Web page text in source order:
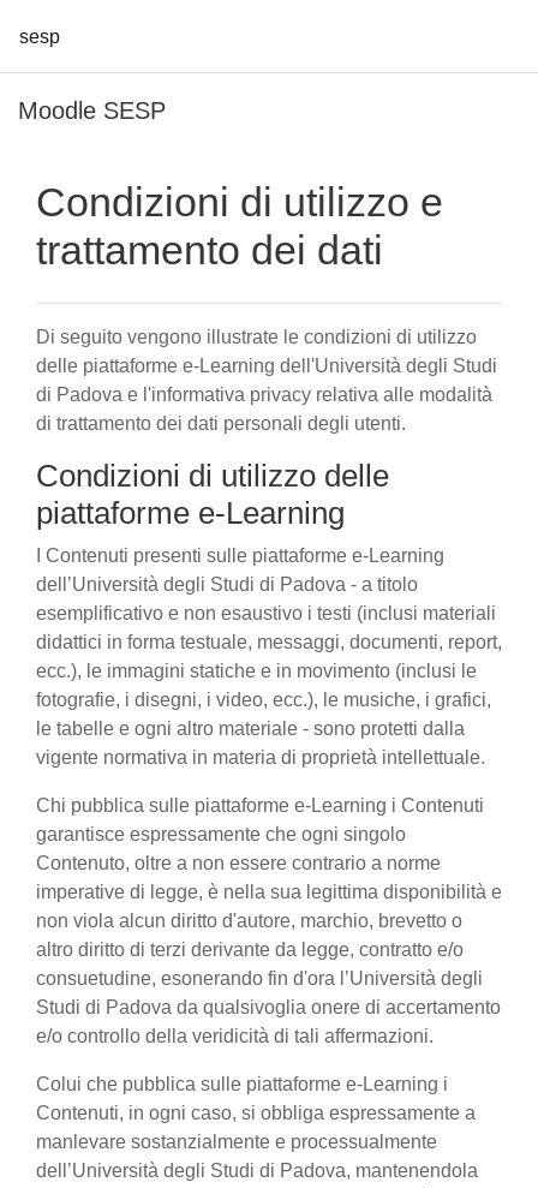
sesp
Moodle SESP
Condizioni di utilizzo e
trattamento dei dati
Di seguito vengono illustrate le condizioni di utilizzo
delle piattaforme e-Learning dell'Università degli Studi
di Padova e l'informativa privacy relativa alle modalità
di trattamento dei dati personali degli utenti.
Condizioni di utilizzo delle
piattaforme e-Learning
I Contenuti presenti sulle piattaforme e-Learning
dell’Università degli Studi di Padova - a titolo
esemplificativo e non esaustivo i testi (inclusi materiali
didattici in forma testuale, messaggi, documenti, report,
ecc.), le immagini statiche e in movimento (inclusi le
fotografie, i disegni, i video, ecc.), le musiche, i grafici,
le tabelle e ogni altro materiale - sono protetti dalla
vigente normativa in materia di proprietà intellettuale.
Chi pubblica sulle piattaforme e-Learning i Contenuti
garantisce espressamente che ogni singolo
Contenuto, oltre a non essere contrario a norme
imperative di legge, è nella sua legittima disponibilità e
non viola alcun diritto d'autore, marchio, brevetto o
altro diritto di terzi derivante da legge, contratto e/o
consuetudine, esonerando fin d'ora l’Università degli
Studi di Padova da qualsivoglia onere di accertamento
e/o controllo della veridicità di tali affermazioni.
Colui che pubblica sulle piattaforme e-Learning i
Contenuti, in ogni caso, si obbliga espressamente a
manlevare sostanzialmente e processualmente
dell’Università degli Studi di Padova, mantenendola